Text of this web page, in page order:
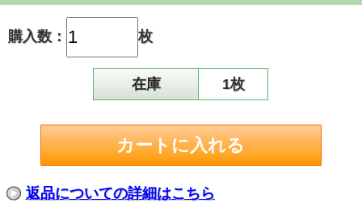
購入数： 枚
在庫 1枚
返品についての詳細はこちら